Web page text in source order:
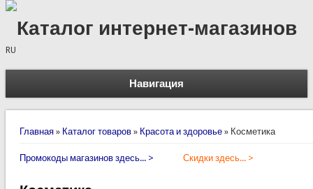
Каталог интернет-магазинов
RU
Навигация
Вы здесь
Главная » Каталог товаров » Красота и здоровье » Косметика
Промокоды магазинов здесь... > Скидки здесь... >